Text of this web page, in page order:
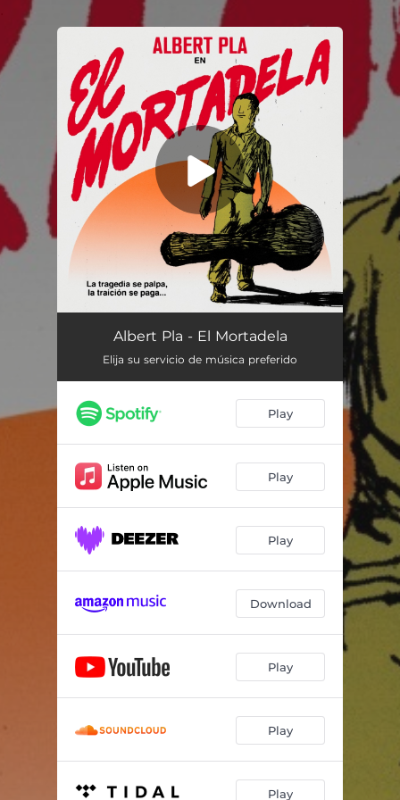
You're all set!
El Mortadela
Albert Pla - El Mortadela
Elija su servicio de música preferido
Play
Play
Play
Download
Play
Play
Play